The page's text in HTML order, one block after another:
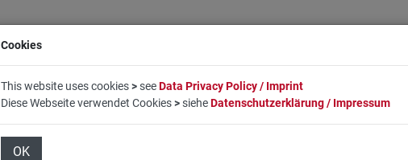
REISEN LIFESTYLE UNTERNEHMEN BUCHUNG
Cookies
This website uses cookies>seeData Privacy Policy / Imprint
Diese Webseite verwendet Cookies>sieheDatenschutzerklärung / Impressum
OK